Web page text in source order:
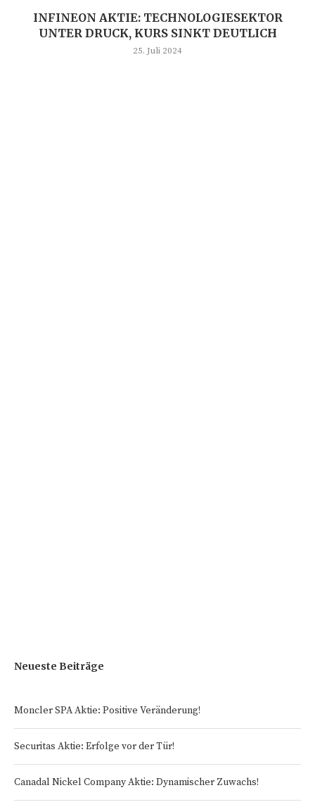
INFINEON AKTIE: TECHNOLOGIESEKTOR
UNTER DRUCK, KURS SINKT DEUTLICH
25. Juli 2024
Neueste Beiträge
Moncler SPA Aktie: Positive Veränderung!
Securitas Aktie: Erfolge vor der Tür!
Canadal Nickel Company Aktie: Dynamischer Zuwachs!